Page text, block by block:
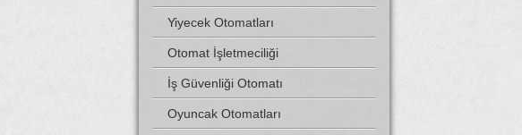
Yiyecek Otomatları
Otomat İşletmeciliği
İş Güvenliği Otomatı
Oyuncak Otomatları